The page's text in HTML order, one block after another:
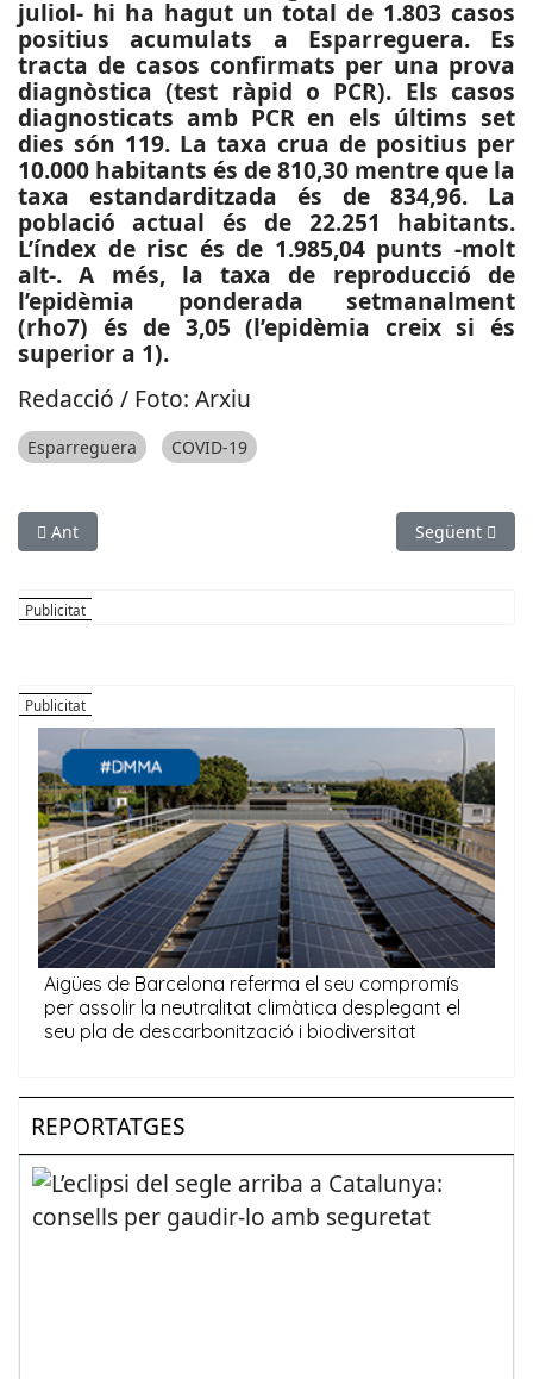
juliol- hi ha hagut un total de 1.803 casos
positius acumulats a Esparreguera. Es
tracta de casos confirmats per una prova
diagnòstica (test ràpid o PCR). Els casos
diagnosticats amb PCR en els últims set
dies són 119. La taxa crua de positius per
10.000 habitants és de 810,30 mentre que la
taxa estandarditzada és de 834,96. La
població actual és de 22.251 habitants.
L’índex de risc és de 1.985,04 punts -molt
alt-. A més, la taxa de reproducció de
l’epidèmia ponderada setmanalment
(rho7) és de 3,05 (l’epidèmia creix si és
superior a 1).
Redacció / Foto: Arxiu
Esparreguera COVID-19
Article anterior: SUCCESSOS: Mor un motorista en xocar amb
Ant Article
Següent
REPORTATGES